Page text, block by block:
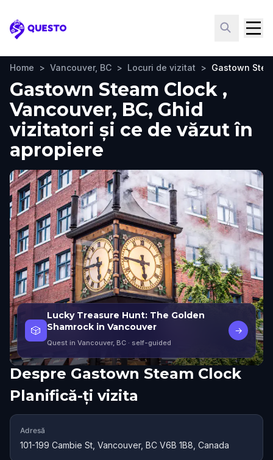
Questo
Home > Vancouver, BC > Locuri de vizitat > Gastown
Gastown Steam Clock ,
Vancouver, BC, Ghid
vizitatori și ce de văzut în
apropiere
🎲
Lucky Treasure Hunt: The Golden
Shamrock in Vancouver
Quest in Vancouver, BC · self-guided
→
Despre Gastown Steam Clock
Planifică-ți vizita
Adresă
101-199 Cambie St, Vancouver, BC V6B 1B8, Canada